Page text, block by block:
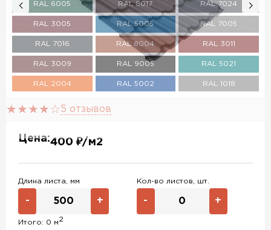
RAL 6005 RAL 8017 RAL 7024
RAL 3005 RAL 5005 RAL 7005
RAL 7016 RAL 8004 RAL 3011
RAL 3009 RAL 9005 RAL 5021
RAL 2004 RAL 5002 RAL 1018
RAL 3003
RAL 6019
RR 32 RR 11 RR 29
RR 23 RR 33 RR 750
RR 887
5 отзывов
Цена:400 ₽/м2
Длина листа, мм
- +
Кол-во листов, шт.
- +
Итого: 0 м2